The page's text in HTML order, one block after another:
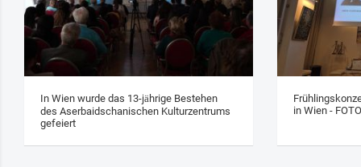
In Wien wurde das 13‑jährige Bestehen
des Aserbaidschanischen Kulturzentrums
gefeiert
in Wien - FOTO